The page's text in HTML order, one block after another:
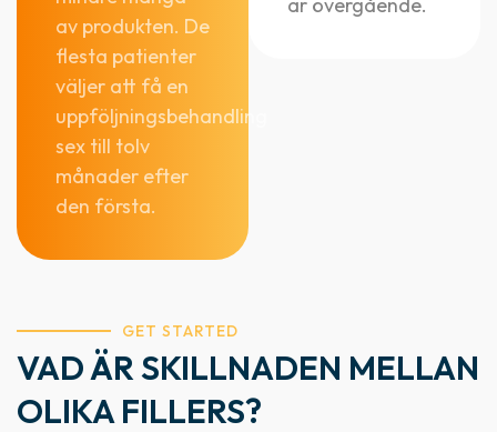
av produkten. De
flesta patienter
väljer att få en
uppföljningsbehandling
sex till tolv
månader efter
den första.
är övergående.
GET STARTED
VAD ÄR SKILLNADEN MELLAN
OLIKA FILLERS?